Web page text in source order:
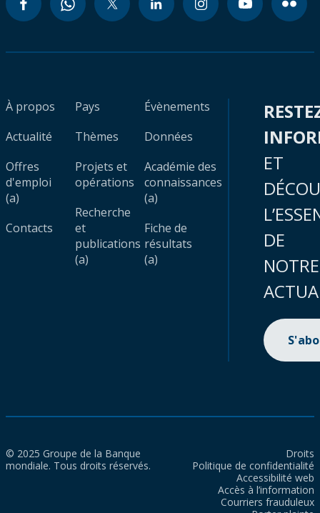
À propos
Actualité
Offres
d'emploi
(a)
Contacts
Pays
Thèmes
Projets et
opérations
Recherche
et
publications
(a)
Évènements
Données
Académie des
connaissances
(a)
Fiche de
résultats
(a)
ET
DE
NOTRE
© 2025 Groupe de la Banque
mondiale. Tous droits réservés.
Droits
Politique de confidentialité
Accessibilité web
Accès à l’information
Courriers frauduleux